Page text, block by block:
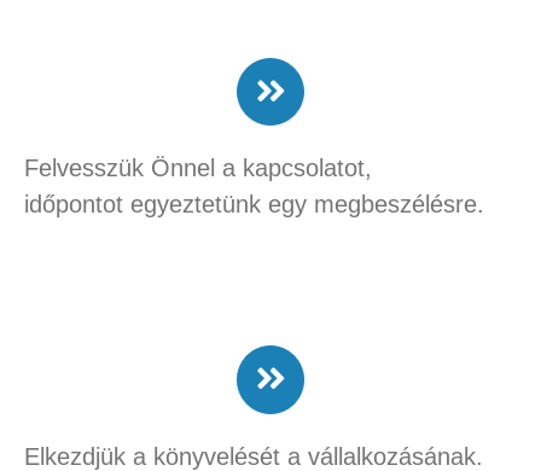
Felvesszük Önnel a kapcsolatot,
időpontot egyeztetünk egy megbeszélésre.
Elkezdjük a könyvelését a vállalkozásának.